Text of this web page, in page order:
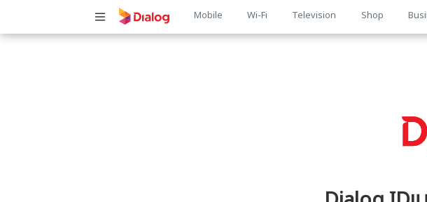
Main
Mobile Wi-Fi Television Shop